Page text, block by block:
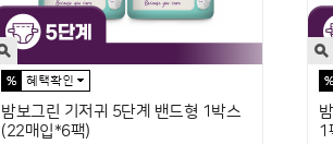
밤보그린 기저귀 5단계 밴드형 1박스
(22매입*6팩)
1